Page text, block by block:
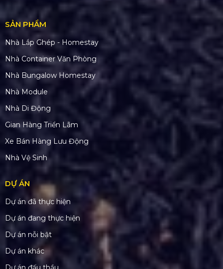
SẢN PHẨM
Nhà Lắp Ghép - Homestay
Nhà Container Văn Phòng
Nhà Bungalow Homestay
Nhà Module
Nhà Di Động
Gian Hàng Triển Lãm
Xe Bán Hàng Lưu Động
Nhà Vệ Sinh
DỰ ÁN
Dự án đã thực hiện
Dự án đang thực hiện
Dự án nỗi bật
Dự án khác